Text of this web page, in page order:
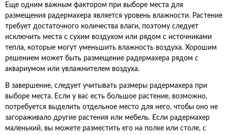
Еще одним важным фактором при выборе места для
размещения радермахера является уровень влажности. Растение
требует достаточного количества влаги, поэтому следует
исключить места с сухим воздухом или рядом с источниками
тепла, которые могут уменьшить влажность воздуха. Хорошим
решением может быть размещение радермахера рядом с
аквариумом или увлажнителем воздуха.
В завершение, следует учитывать размеры радермахера при
выборе места. Если у вас есть большое растение, возможно,
потребуется выделить отдельное место для него, чтобы оно не
загораживало другие растения или мебель. Если радермахер
маленький, вы можете разместить его на полке или столе, с